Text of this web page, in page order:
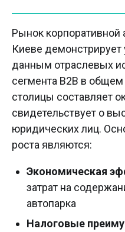
Рынок
Киеве
данным отраслевых
сегмента B2B в
столицы составляет
свидетельствует о
юридических лиц.
роста являются:
Экономическая
затрат на
автопарка
Налоговые